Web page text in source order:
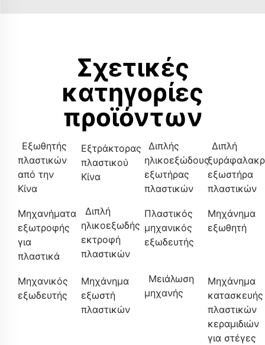
Σχετικές
κατηγορίες
προϊόντων
Εξωθητής
πλαστικών
από την
Κίνα
Εξτράκτορας
πλαστικού
Κίνα
Διπλής
ηλικοεξώδους
εξωτήρας
πλαστικών
Διπλή
εξωστήρα
πλαστικών
Μηχανήματα
εξωτροφής
για
πλαστικά
Διπλή
ηλικοεξωδής
εκτροφή
πλαστικών
Πλαστικός
μηχανικός
εξωδευτής
Μηχάνημα
εξωθητή
Μηχανικός
εξωδευτής
Μηχάνημα
εξωστή
πλαστικών
Μειάλωση
μηχανής
Μηχάνημα
κατασκευής
πλαστικών
κεραμιδιών
για στέγες